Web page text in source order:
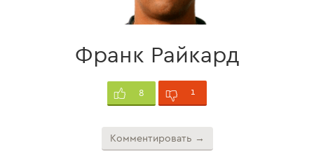
Франк Райкард
8 1
Комментировать →